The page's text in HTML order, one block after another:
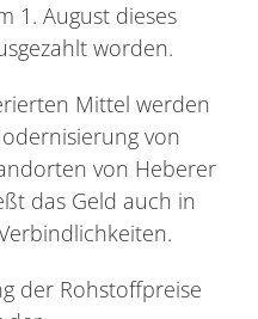
1. August dieses
worden.
Mittel werden
von
von Heberer
das Geld auch in
der Rohstoffpreise